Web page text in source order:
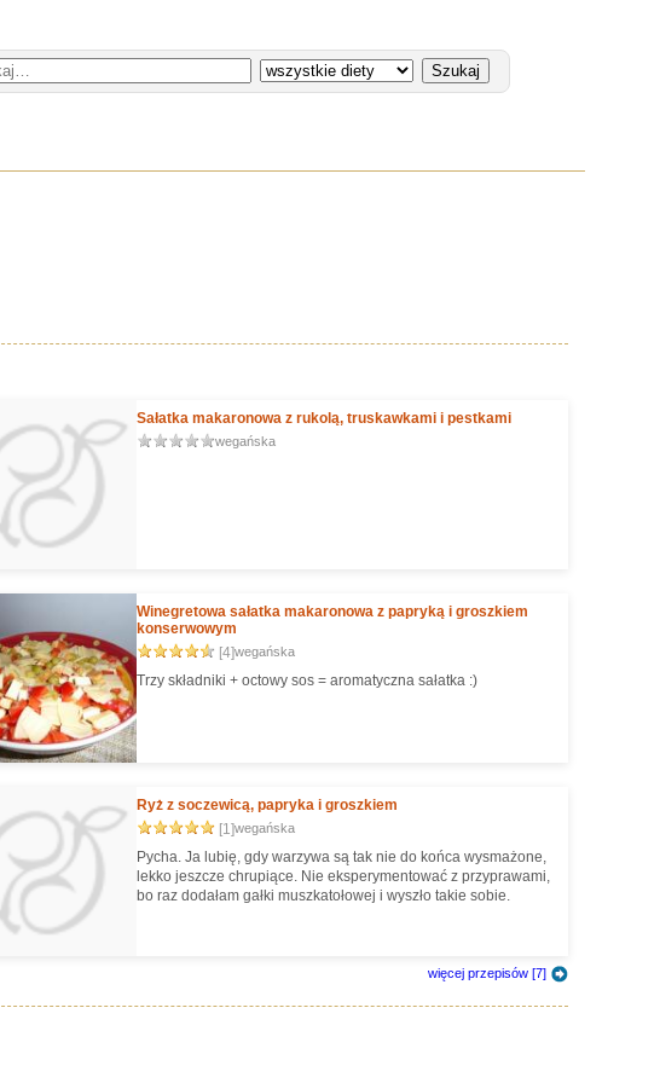
Sałatka makaronowa z rukolą, truskawkami i pestkami
wegańska
Winegretowa sałatka makaronowa z papryką i groszkiem
konserwowym
[4]wegańska
Trzy składniki + octowy sos = aromatyczna sałatka :)
Ryż z soczewicą, papryka i groszkiem
[1]wegańska
Pycha. Ja lubię, gdy warzywa są tak nie do końca wysmażone,
lekko jeszcze chrupiące. Nie eksperymentować z przyprawami,
bo raz dodałam gałki muszkatołowej i wyszło takie sobie.
więcej przepisów [7]